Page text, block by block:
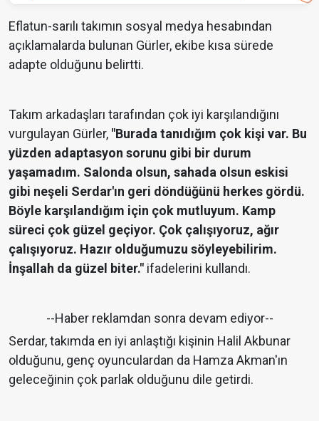
Eflatun-sarılı takımın sosyal medya hesabından
açıklamalarda bulunan Gürler, ekibe kısa sürede
adapte olduğunu belirtti.
Takım arkadaşları tarafından çok iyi karşılandığını
vurgulayan Gürler, "Burada tanıdığım çok kişi var. Bu
yüzden adaptasyon sorunu gibi bir durum
yaşamadım. Salonda olsun, sahada olsun eskisi
gibi neşeli Serdar'ın geri döndüğünü herkes gördü.
Böyle karşılandığım için çok mutluyum. Kamp
süreci çok güzel geçiyor. Çok çalışıyoruz, ağır
çalışıyoruz. Hazır olduğumuzu söyleyebilirim.
İnşallah da güzel biter." ifadelerini kullandı.
--Haber reklamdan sonra devam ediyor--
Serdar, takımda en iyi anlaştığı kişinin Halil Akbunar
olduğunu, genç oyunculardan da Hamza Akman'ın
geleceğinin çok parlak olduğunu dile getirdi.